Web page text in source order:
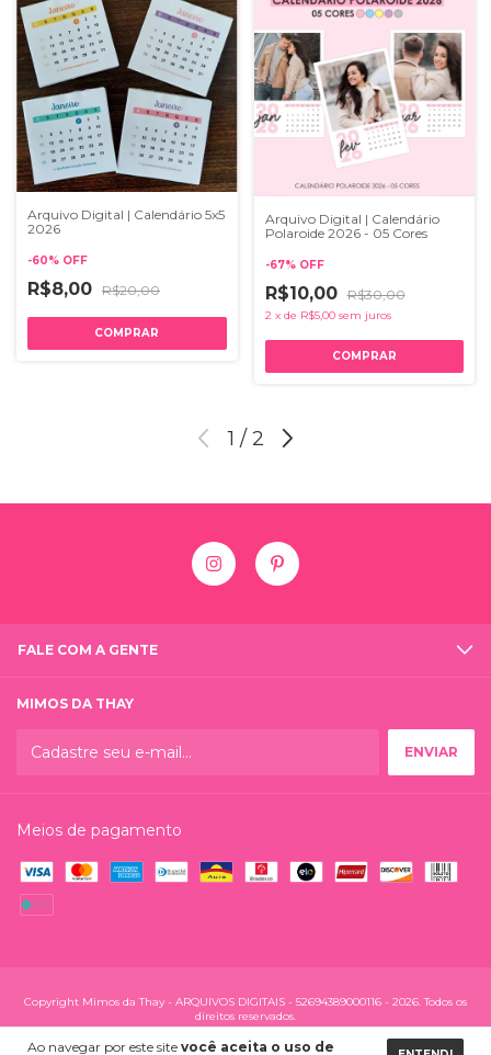
Ao navegar por este site você aceita o uso de
Arquivo Digital | Calendário 5x5
2026
-60% OFF
R$8,00 R$20,00
Arquivo Digital | Calendário
Polaroide 2026 - 05 Cores
-67% OFF
R$10,00 R$30,00
2 x de R$5,00 sem juros
1 / 2
FALE COM A GENTE
MIMOS DA THAY
Meios de pagamento
Copyright Mimos da Thay - ARQUIVOS DIGITAIS - 52694389000116 - 2026. Todos os
direitos reservados.